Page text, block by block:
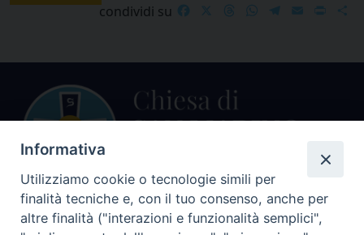
condividi su FacebookThreadsWhatsApp
Telegram
EmailPrint
Centralino Curia Vescovile
Informativa
Utilizziamo cookie o tecnologie simili per
finalità tecniche e, con il tuo consenso, anche per
altre finalità ("interazioni e funzionalità semplici",